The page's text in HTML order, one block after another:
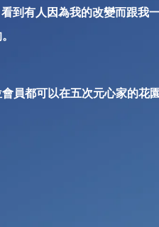
到有人因為我的改變而跟我
員都可以在五次元心家的花